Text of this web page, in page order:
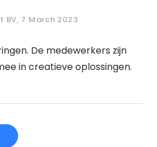
7 March 2023
De medewerkers zijn
in creatieve oplossingen.